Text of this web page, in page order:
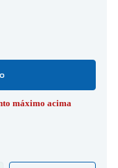
máximo acima